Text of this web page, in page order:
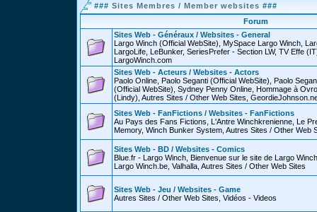
### Sites Membres / Member websites ###
Forum
Sites Web - Généraux / Websites - General
Largo Winch (Official WebSite), MySpace Largo Winch,
LargoLife, LeBunker, SeriesPrefer - Section LW, TV Effe
LargoWinch.com
Sites Web - Acteurs / Websites - Actors
Paolo Online, Paolo Seganti (Official WebSite), Paolo
(Official WebSite), Sydney Penny Online, Hommage à
(Lindy), Autres Sites / Other Web Sites,
Sites Web - FanFictions / Websites - FanFictions
Au Pays des Fans Fictions, L'Antre Winchkrenienne, Le
Memory, Winch Bunker System, Autres Sites / Other Web
Sites Web - BD / Websites - Comics
Blue.fr - Largo Winch, Bienvenue sur le site de Largo
Largo Winch.be, Valhalla, Autres Sites / Other Web Sites
Sites Web - Jeu / Websites - Game
Autres Sites / Other Web Sites, Vidéos - Videos